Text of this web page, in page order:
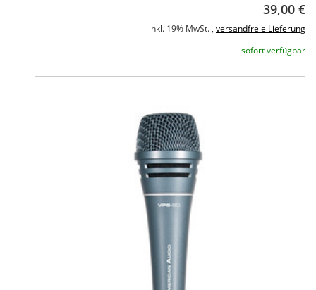
39,00 €
inkl. 19% MwSt. , versandfreie Lieferung
sofort verfügbar